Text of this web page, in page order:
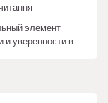
элемент
и уверенности в…